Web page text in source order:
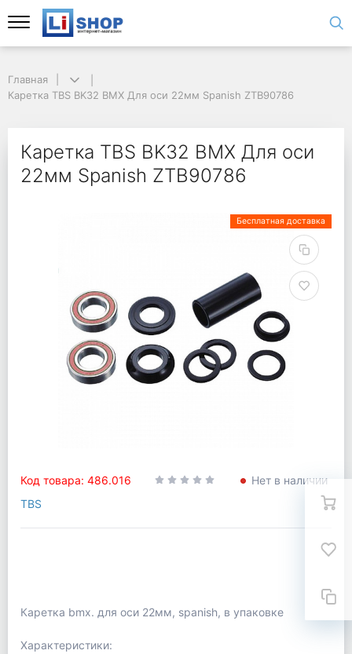
Главная
Каретка TBS BK32 BMX Для оси 22мм Spanish ZTB90786
Каретка TBS BK32 BMX Для оси
22мм Spanish ZTB90786
Бесплатная доставка
Код товара: 486.016
Нет в наличии
TBS
Каретка bmx. для оси 22мм, spanish, в упаковке
Характеристики: